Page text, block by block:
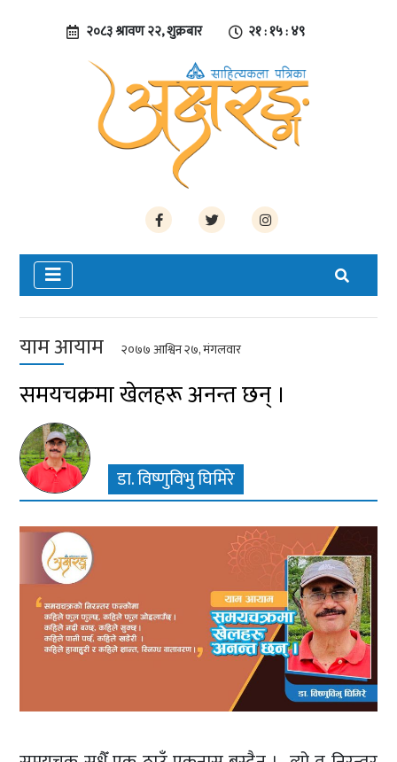
२०८३ श्रावण २२, शुक्रबार २१ : १५ : ५०
याम आयाम २०७७ आश्विन २७, मंगलवार
समयचक्रमा खेलहरू अनन्त छन् ।
डा. विष्णुविभु घिमिरे